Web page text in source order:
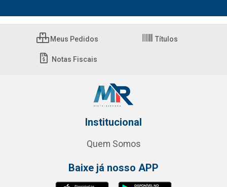
Meus Pedidos Títulos
Notas Fiscais
Institucional
Quem Somos
Baixe já nosso APP